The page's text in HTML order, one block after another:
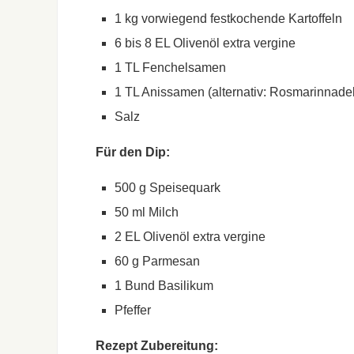
1 kg vorwiegend festkochende Kartoffeln
6 bis 8 EL Olivenöl extra vergine
1 TL Fenchelsamen
1 TL Anissamen (alternativ:
Salz
Für den Dip:
500 g Speisequark
50 ml Milch
2 EL Olivenöl extra vergine
60 g Parmesan
1 Bund Basilikum
Pfeffer
Rezept Zubereitung: